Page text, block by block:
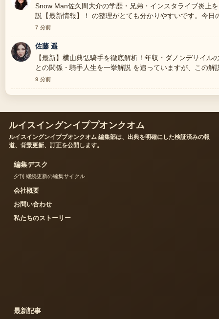
Snow Man佐久間大介の学歴・兄弟・インスタライブ炎上
説【最新情報】！ の整理がとても分かりやすいです。今日
す。
7 分前
佐藤 遥
【最新】横山典弘騎手を徹底解析！年収・ダノンデサイル
との関係・騎手人生を一挙解説 を追っていますが、この解
きます。
9 分前
ルイスイングンイププオンクオム
ルイスイングンイププオンクオム 編集部は、出典を明確にした検証済みの報
道、背景更新、訂正を公開します。
編集デスク
夕刊 継続更新の編集サイクル
会社概要
お問い合わせ
私たちのストーリー
最新記事